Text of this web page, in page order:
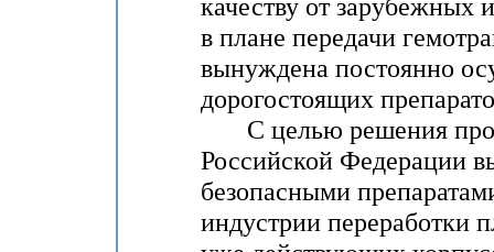
качеству от зарубежных
в плане передачи
вынуждена постоянно
дорогостоящих
С целью решения
Российской Федерации
безопасными
индустрии переработки